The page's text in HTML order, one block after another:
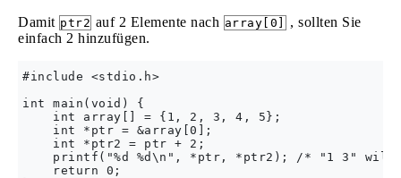
Damit ptr2 auf 2 Elemente nach array[0]
, sollten Sie
einfach 2 hinzufügen.
#include <stdio.h>
int main(void) {
    int array[] = {1, 2, 3, 4, 5};
    int *ptr = &array[0];
    int *ptr2 = ptr + 2;
printf("%d %d\n", *ptr, *ptr2); /* "1 3" will
    return 0;